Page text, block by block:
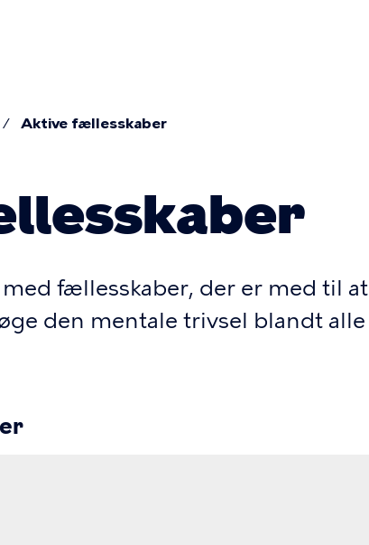
Aktive fællesskaber
fællesskaber, der er med til at
den mentale trivsel blandt alle